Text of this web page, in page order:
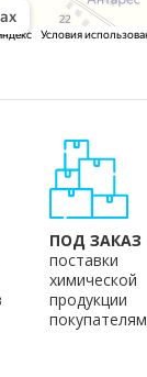
ПОД ЗАКАЗ
поставки
химической
продукции
покупателям